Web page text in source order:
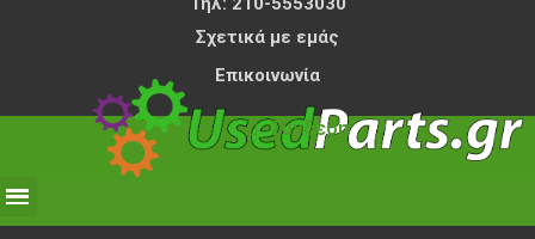
Σχετικά με εμάς
Επικοινωνία
Σύνδεση